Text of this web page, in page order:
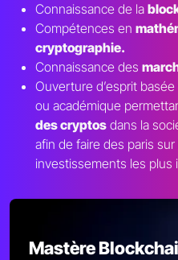
Connaissance de la
Compétences en
cryptographie.
Connaissance des
Ouverture d’esprit
ou académique
des cryptos dans la
afin de faire des paris sur
investissements les plus
Mastère